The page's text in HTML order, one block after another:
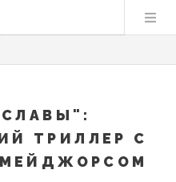
ТРИЛЛЕР С